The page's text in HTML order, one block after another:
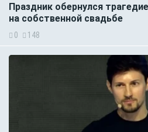
Праздник обернулся
на собственной свадьбе
0 148